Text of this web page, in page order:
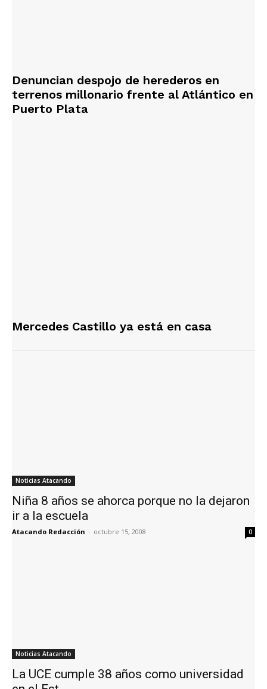
Denuncian despojo de herederos en
terrenos millonario frente al Atlántico en
Puerto Plata
​Mercedes Castillo ya está en casa
Noticias Atacando
Niña 8 años se ahorca porque no la dejaron
ir a la escuela
Atacando Redacción - octubre 15, 2008 0
Noticias Atacando
La UCE cumple 38 años como universidad